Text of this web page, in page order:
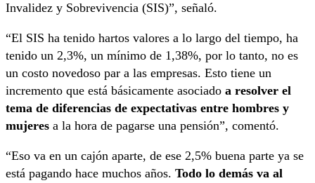
Invalidez y Sobrevivencia (SIS)”, señaló.
“El SIS ha tenido hartos valores a lo largo del tiempo, ha
tenido un 2,3%, un mínimo de 1,38%, por lo tanto, no es
un costo novedoso par a las empresas. Esto tiene un
incremento que está básicamente asociado a resolver el
tema de diferencias de expectativas entre hombres y
mujeres a la hora de pagarse una pensión”, comentó.
“Eso va en un cajón aparte, de ese 2,5% buena parte ya se
está pagando hace muchos años. Todo lo demás va al